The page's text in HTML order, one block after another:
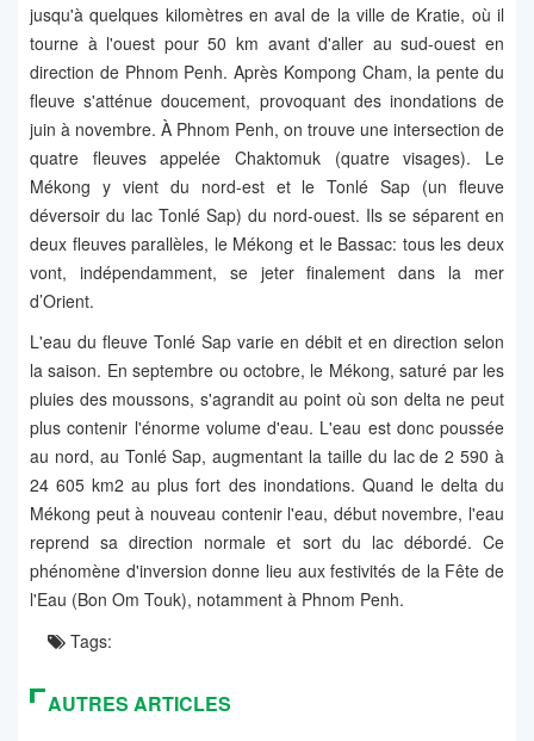
jusqu'à quelques kilomètres en aval de la ville de Kratie, où il
tourne à l'ouest pour 50 km avant d'aller au sud-ouest en
direction de Phnom Penh. Après Kompong Cham, la pente du
fleuve s'atténue doucement, provoquant des inondations de
juin à novembre. À Phnom Penh, on trouve une intersection de
quatre fleuves appelée Chaktomuk (quatre visages). Le
Mékong y vient du nord-est et le Tonlé Sap (un fleuve
déversoir du lac Tonlé Sap) du nord-ouest. Ils se séparent en
deux fleuves parallèles, le Mékong et le Bassac: tous les deux
vont, indépendamment, se jeter finalement dans la mer
d’Orient.
L'eau du fleuve Tonlé Sap varie en débit et en direction selon
la saison. En septembre ou octobre, le Mékong, saturé par les
pluies des moussons, s'agrandit au point où son delta ne peut
plus contenir l'énorme volume d'eau. L'eau est donc poussée
au nord, au Tonlé Sap, augmentant la taille du lac de 2 590 à
24 605 km2 au plus fort des inondations. Quand le delta du
Mékong peut à nouveau contenir l'eau, début novembre, l'eau
reprend sa direction normale et sort du lac débordé. Ce
phénomène d'inversion donne lieu aux festivités de la Fête de
l'Eau (Bon Om Touk), notamment à Phnom Penh.
Tags:
AUTRES ARTICLES